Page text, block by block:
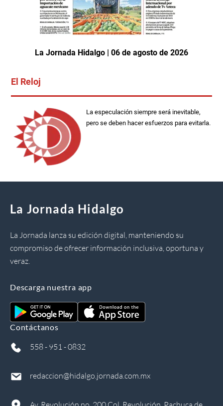
La Jornada Hidalgo | 06 de agosto de 2026
El Reloj
La especulación siempre será inevitable,
pero se deben hacer esfuerzos para evitarla.
La Jornada Hidalgo
La Jornada lanza su edición digital, manteniendo su
compromiso de ofrecer información inclusiva, oportuna y
veraz.
Descarga nuestra app
Contáctanos
558 - 951 - 0832
redaccion@hidalgo.jornada.com.mx